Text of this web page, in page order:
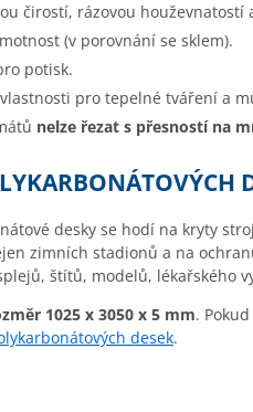
čirostí, rázovou houževnatostí
(v porovnání se sklem).
potisk.
pro tepelné tváření a
nelze řezat s přesností na
desky se hodí na kryty
zimních stadionů a na
štítů, modelů, lékařského
1025 x 3050 x 5 mm.
desek.